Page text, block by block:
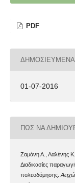
PDF
ΔΗΜΟΣΙΕΥΜΈΝΑ
01-07-2016
ΠΏΣ ΝΑ
Ζαμάνη Α., Λαλένης
Διαδικασίες
πολεοδόμησης.